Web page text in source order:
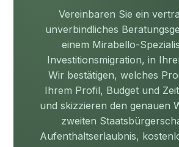
Vereinbaren Sie ein
unverbindliches
einem Mirabello-
Investitionsmigration, in
Wir bestätigen, welches
Ihrem Profil, Budget und
und skizzieren den genauen
zweiten
Aufenthaltserlaubnis,